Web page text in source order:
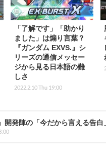
「了解です」「助かり
ました」は煽り言葉？
『ガンダム EXVS.』シ
リーズの通信メッセー
ジから見る日本語の難
しさ
2022.2.10 Thu 19:00
開発陣の「今だから言える告